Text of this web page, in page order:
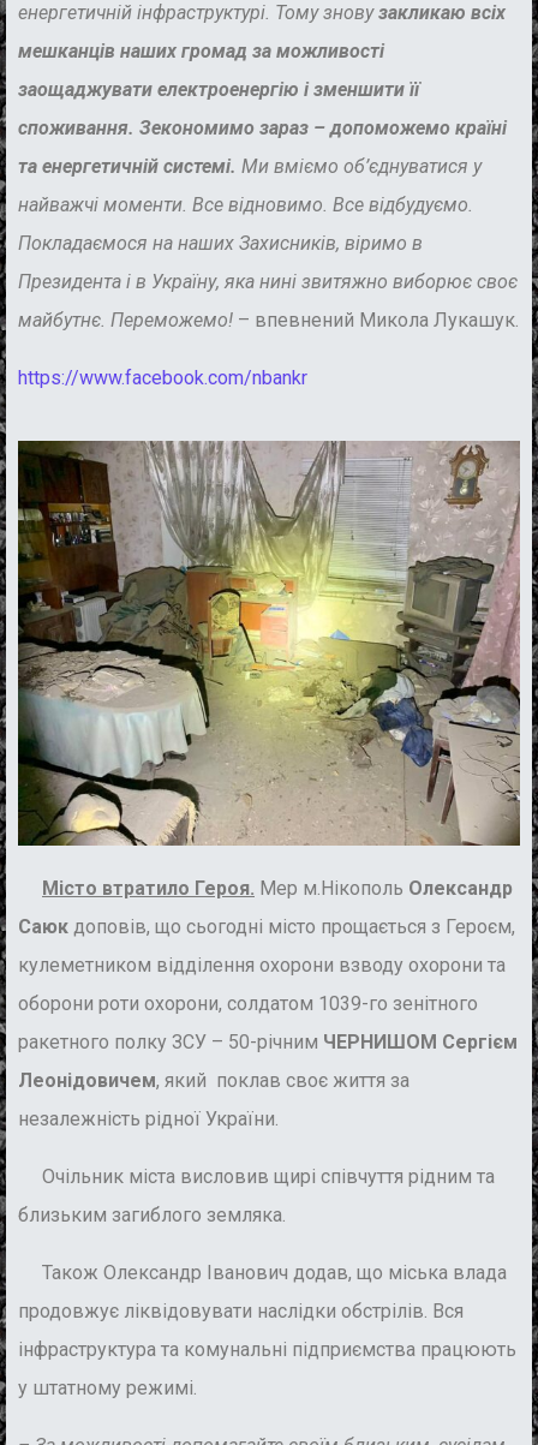
енергетичній інфраструктурі. Тому зновузакликаю всіх
мешканців наших громад за можливості
заощаджувати електроенергію і зменшити її
споживання. Зекономимо зараз – допоможемо країні
та енергетичній системі. Ми вміємо об’єднуватися у
найважчі моменти. Все відновимо. Все відбудуємо.
Покладаємося на наших Захисників, віримо в
Президента і в Україну, яка нині звитяжно виборює своє
майбутнє. Переможемо! – впевнений Микола Лукашук.
https://www.facebook.com/nbankr
Місто втратило Героя. Мер м.Нікополь Олександр
Саюк доповів, що сьогодні місто прощається з Героєм,
кулеметником відділення охорони взводу охорони та
оборони роти охорони, солдатом 1039-го зенітного
ракетного полку ЗСУ – 50-річним ЧЕРНИШОМ Сергієм
Леонідовичем, який поклав своє життя за
незалежність рідної України.
Очільник міста висловив щирі співчуття рідним та
близьким загиблого земляка.
Також Олександр Іванович додав, що міська влада
продовжує ліквідовувати наслідки обстрілів. Вся
інфраструктура та комунальні підприємства працюють
у штатному режимі.